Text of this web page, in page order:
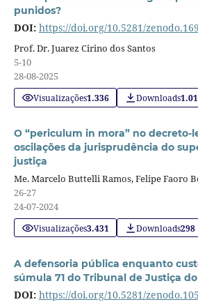
punidos?
DOI: https://doi.org/10.5281/
Prof. Dr. Juarez Cirino dos Santos
5-10
28-08-2025
Visualizações1.336 Downloads
O “periculum in mora” no decreto-
oscilações da jurisprudência do
justiça
Me. Marcelo Buttelli Ramos, Felipe Faoro
26-27
24-07-2024
Visualizações3.431 Downloads298
A defensoria pública enquanto
súmula 71 do Tribunal de Justiça
DOI: https://doi.org/10.5281/